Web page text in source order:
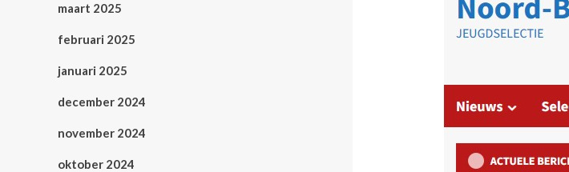
maart 2025
februari 2025
januari 2025
december 2024
november 2024
oktober 2024